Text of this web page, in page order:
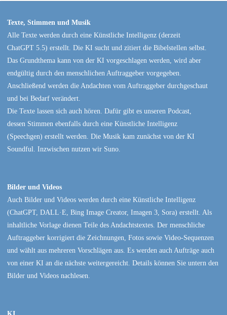
Texte, Stimmen und Musik
Alle Texte werden durch eine Künstliche Intelligenz (derzeit
ChatGPT 5.5) erstellt. Die KI sucht und zitiert die Bibelstellen selbst.
Das Grundthema kann von der KI vorgeschlagen werden, wird aber
endgültig durch den menschlichen Auftraggeber vorgegeben.
Anschließend werden die Andachten vom Auftraggeber durchgeschaut
und bei Bedarf verändert.
Die Texte lassen sich auch hören. Dafür gibt es unseren Podcast,
dessen Stimmen ebenfalls durch eine Künstliche Intelligenz
(Speechgen) erstellt werden. Die Musik kam zunächst von der KI
Soundful. Inzwischen nutzen wir Suno.
Bilder und Videos
Auch Bilder und Videos werden durch eine Künstliche Intelligenz
(ChatGPT, DALL·E, Bing Image Creator, Imagen 3, Sora) erstellt. Als
inhaltliche Vorlage dienen Teile des Andachtstextes. Der menschliche
Auftraggeber korrigiert die Zeichnungen, Fotos sowie Video-Sequenzen
und wählt aus mehreren Vorschlägen aus. Es werden auch Aufträge auch
von einer KI an die nächste weitergereicht. Details können Sie untern den
Bilder und Videos nachlesen.